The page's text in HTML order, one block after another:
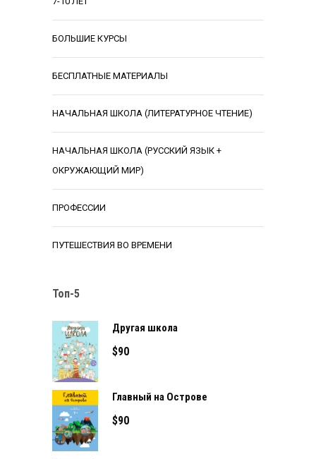
БОЛЬШИЕ КУРСЫ
БЕСПЛАТНЫЕ МАТЕРИАЛЫ
НАЧАЛЬНАЯ ШКОЛА (ЛИТЕРАТУРНОЕ ЧТЕНИЕ)
НАЧАЛЬНАЯ ШКОЛА (РУССКИЙ ЯЗЫК +
ОКРУЖАЮЩИЙ МИР)
ПРОФЕССИИ
ПУТЕШЕСТВИЯ ВО ВРЕМЕНИ
Топ-5
Другая школа
$90
Главный на Острове
$90